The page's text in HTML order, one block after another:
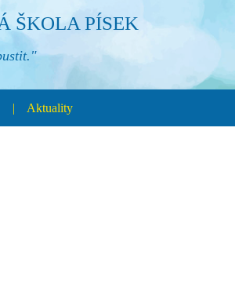
ŠKOLA PÍSEK
Aktuality